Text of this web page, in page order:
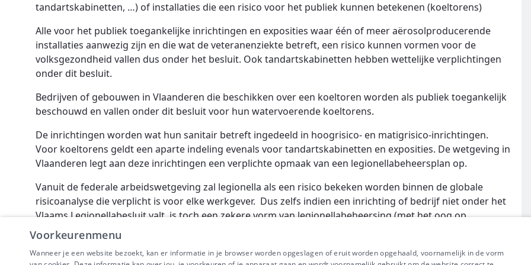
tandartskabinetten, …) of installaties die een risico voor het publiek kunnen betekenen (koeltorens)
Alle voor het publiek toegankelijke inrichtingen en exposities waar één of meer aërosolproducerende
installaties aanwezig zijn en die wat de veteranenziekte betreft, een risico kunnen vormen voor de
volksgezondheid vallen dus onder het besluit. Ook tandartskabinetten hebben wettelijke verplichtingen
onder dit besluit.
Bedrijven of gebouwen in Vlaanderen die beschikken over een koeltoren worden als publiek toegankelijk
beschouwd en vallen onder dit besluit voor hun watervoerende koeltorens.
De inrichtingen worden wat hun sanitair betreft ingedeeld in hoogrisico- en matigrisico-inrichtingen.
Voor koeltorens geldt een aparte indeling evenals voor tandartskabinetten en exposities. De wetgeving in
Vlaanderen legt aan deze inrichtingen een verplichte opmaak van een legionellabeheersplan op.
Vanuit de federale arbeidswetgeving zal legionella als een risico bekeken worden binnen de globale
risicoanalyse die verplicht is voor elke werkgever. Dus zelfs indien een inrichting of bedrijf niet onder het
Vlaams Legionellabesluit valt, is toch een zekere vorm van legionellabeheersing (met het oog op
bescherming van werknemers) van toepassing.
Voorkeurenmenu
Wanneer je een website bezoekt, kan er informatie in je browser worden opgeslagen of eruit worden opgehaald, voornamelijk in de vorm